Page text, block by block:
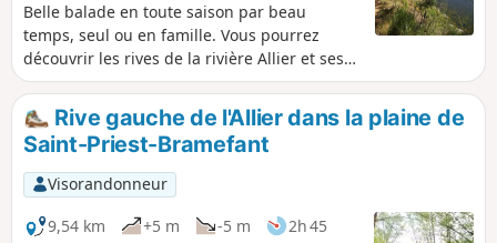
Belle balade en toute saison par beau
temps, seul ou en famille. Vous pourrez
découvrir les rives de la rivière Allier et ses
boires magnifiques. Parcours, en grande
partie, ombragé en période estivale. Vous
pourrez aussi écouter le chant des oiseaux
divers et variés. Ce parcours est similaire au
parcours de randonnée "Boucle des sources"
répertorié par Vichy Communauté : parcours
entièrement aménagé avec des zones de
Rive gauche de l'Allier dans la plaine de
Saint-Priest-Bramefant
Visorandonneur
9,54 km
+5 m -5 m
2h 45